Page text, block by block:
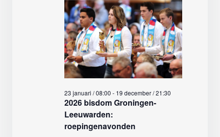
mei,
2026
navigatie
2026 bisdom Groningen-
Leeuwarden:
roepingenavonden
23 januari / 08:00 - 19 december / 21:30